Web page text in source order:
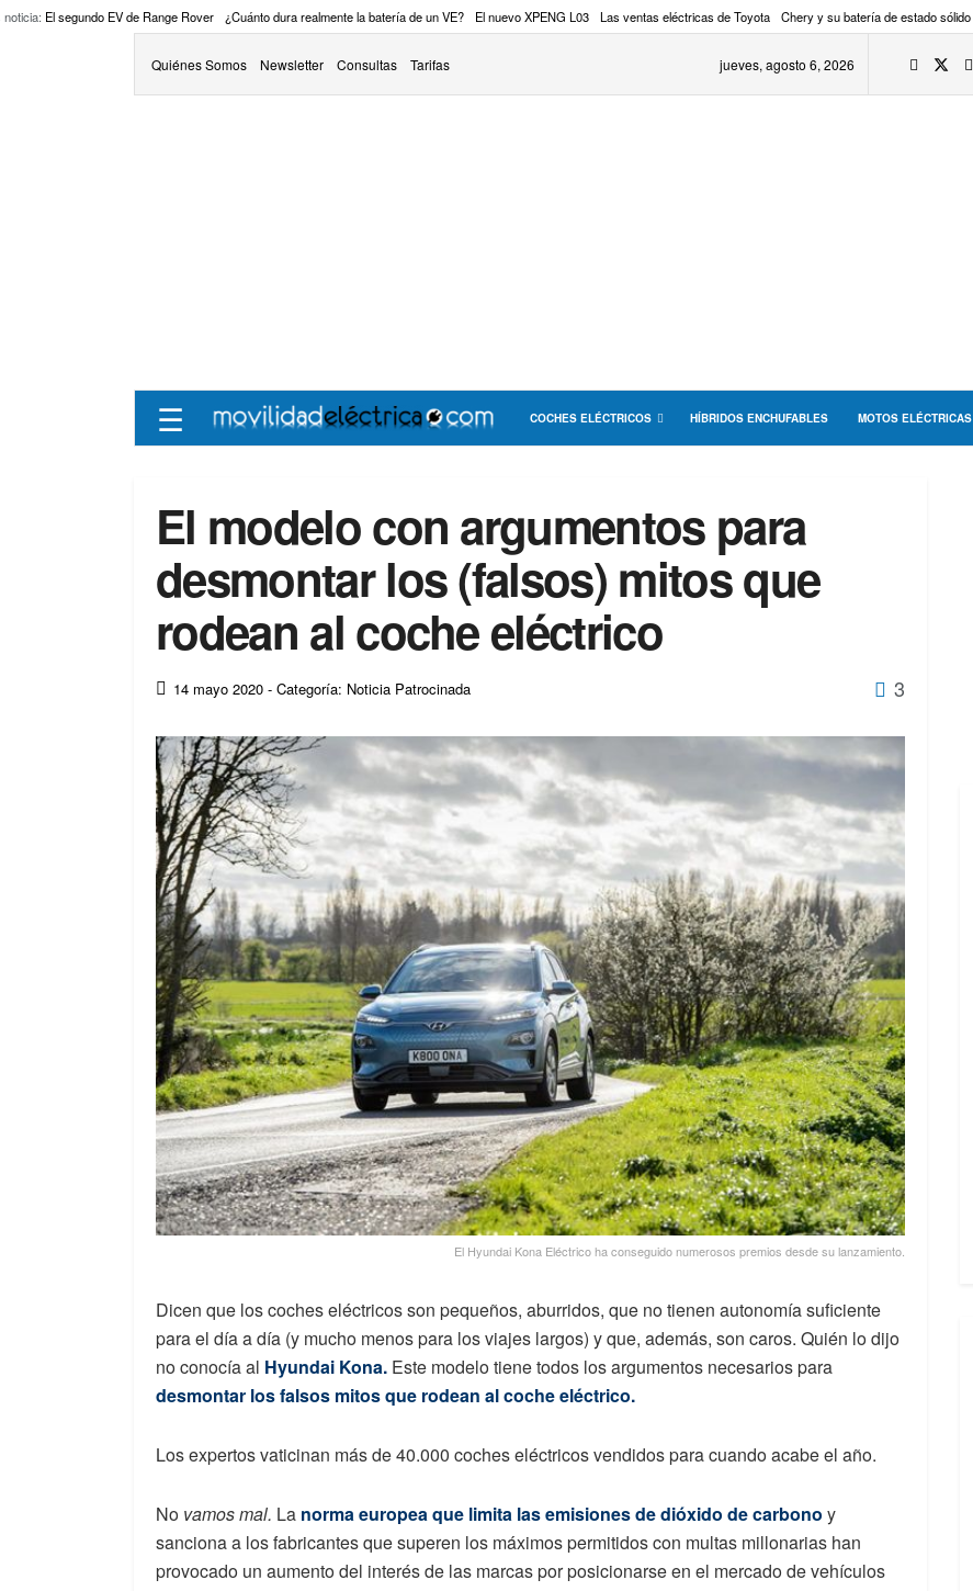
noticia: El segundo EV de Range Rover ¿Cuánto dura realmente la batería de un VE? El nuevo XPENG L03 Las ventas eléctricas de Toyota Chery y su batería de estado sólido
Quiénes Somos Newsletter Consultas Tarifas jueves, agosto 6, 2026
☰ COCHES ELÉCTRICOS HÍBRIDOS ENCHUFABLES MOTOS ELÉCTRICAS
El modelo con argumentos para
desmontar los (falsos) mitos que
rodean al coche eléctrico
14 mayo 2020 - Categoría: Noticia Patrocinada 3
El Hyundai Kona Eléctrico ha conseguido numerosos premios desde su lanzamiento.
Dicen que los coches eléctricos son pequeños, aburridos, que no tienen autonomía suficiente
para el día a día (y mucho menos para los viajes largos) y que, además, son caros. Quién lo dijo
no conocía al Hyundai Kona. Este modelo tiene todos los argumentos necesarios para
desmontar los falsos mitos que rodean al coche eléctrico.
Los expertos vaticinan más de 40.000 coches eléctricos vendidos para cuando acabe el año.
No vamos mal. La norma europea que limita las emisiones de dióxido de carbono y
sanciona a los fabricantes que superen los máximos permitidos con multas millonarias han
provocado un aumento del interés de las marcas por posicionarse en el mercado de vehículos